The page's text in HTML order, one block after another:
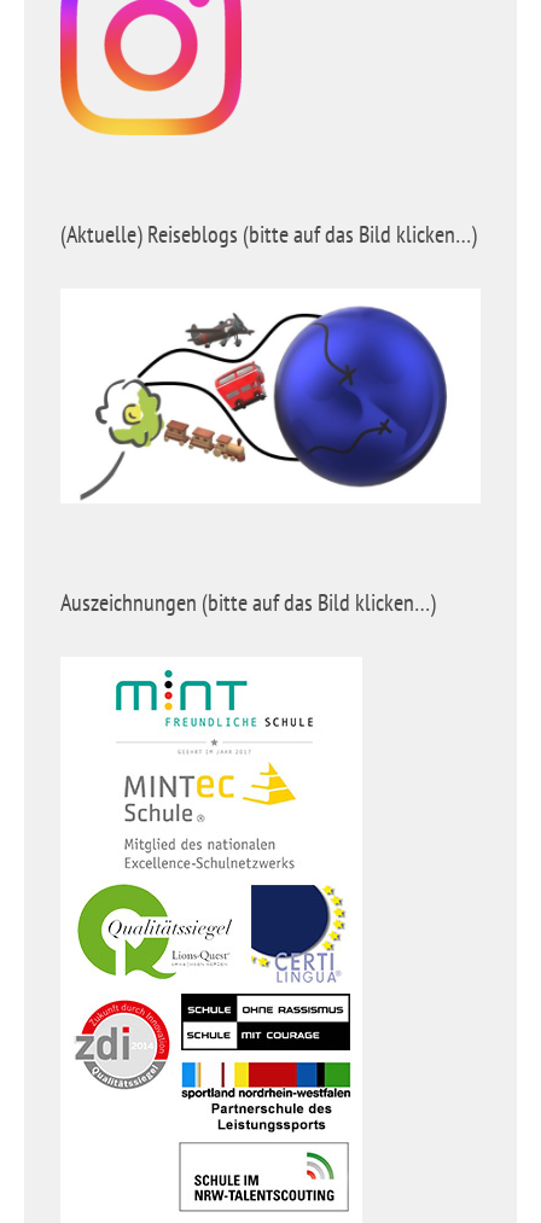
(Aktuelle) Reiseblogs (bitte auf das Bild klicken…)
Auszeichnungen (bitte auf das Bild klicken…)